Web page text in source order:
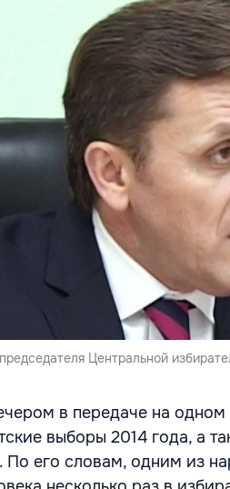
Центральной
в передаче на
выборы 2014 года, а
По его словам, одним из